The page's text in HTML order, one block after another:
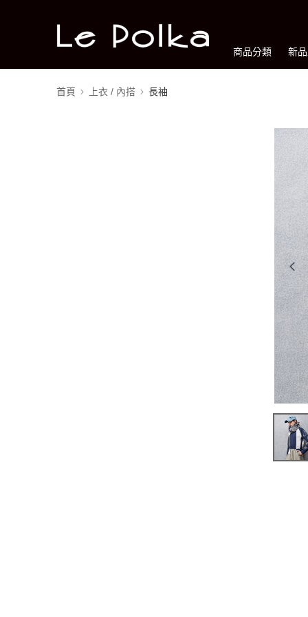
商品分類 新
首頁 上衣 / 內搭 長袖